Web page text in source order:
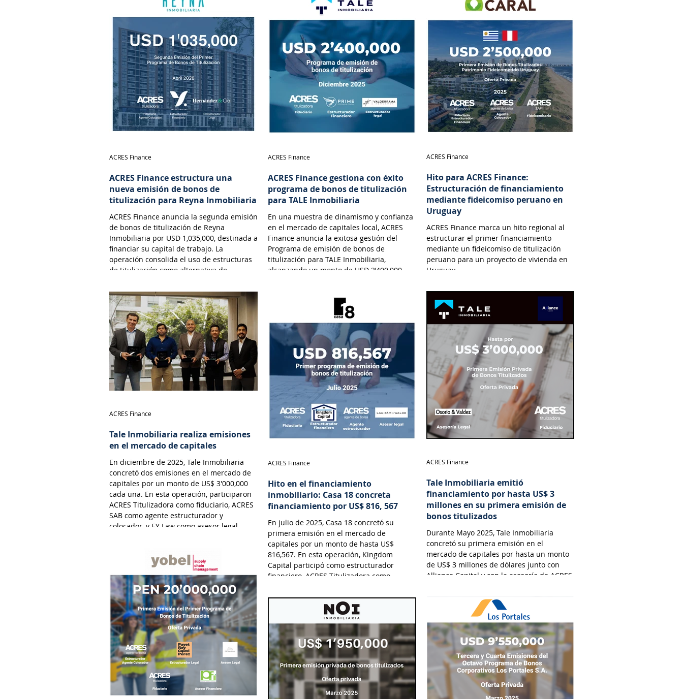
ACRES Finance estructura una
nueva emisión de bonos de
titulización para Reyna Inmobiliaria
ACRES Finance anuncia la segunda emisión
de bonos de titulización de Reyna
Inmobiliaria por USD 1,035,000, destinada a
financiar su capital de trabajo. La
operación consolida el uso de estructuras
de titulización como alternativa de
atractiva para empresas que operan en el
sector inmobiliario. Esta modalidad
permite a las desarrolladoras inmobiliarias
monetizar flujos futuros de efectivo a
través de la emisión de valores negociables
en el
ACRES Finance
ACRES Finance gestiona con éxito
programa de bonos de titulización
para TALE Inmobiliaria
En una muestra de dinamismo y confianza
en el mercado de capitales local, ACRES
Finance anuncia la exitosa gestión del
Programa de emisión de bonos de
titulización para TALE Inmobiliaria,
alcanzando un monto de USD 2’400,000.
ACRES Finance
Hito para ACRES Finance:
Estructuración de financiamiento
mediante fideicomiso peruano en
Uruguay
ACRES Finance marca un hito regional al
estructurar el primer financiamiento
mediante un fideicomiso de titulización
peruano para un proyecto de vivienda en
Uruguay.
ACRES Finance
Tale Inmobiliaria realiza emisiones
en el mercado de capitales
En diciembre de 2025, Tale Inmobiliaria
concretó dos emisiones en el mercado de
capitales por un monto de US$ 3'000,000
cada una. En esta operación, participaron
ACRES Titulizadora como fiduciario, ACRES
SAB como agente estructurador y
colocador, y EY Law como asesor legal.
ACRES Finance
Hito en el financiamiento
inmobiliario: Casa 18 concreta
financiamiento por US$ 816, 567
En julio de 2025, Casa 18 concretó su
primera emisión en el mercado de
capitales por un monto de hasta US$
816,567. En esta operación, Kingdom
Capital participó como estructurador
financiero, ACRES Titulizadora como
Estructurador y Lau-Tam & Walde como
ACRES Finance
Tale Inmobiliaria emitió
financiamiento por hasta US$ 3
millones en su primera emisión de
bonos titulizados
Durante Mayo 2025, Tale Inmobiliaria
concretó su primera emisión en el
mercado de capitales por hasta un monto
de US$ 3 millones de dólares junto con
Alliance Capital y con la asesoría de ACRES
Valdez abogados.
ACRES Finance